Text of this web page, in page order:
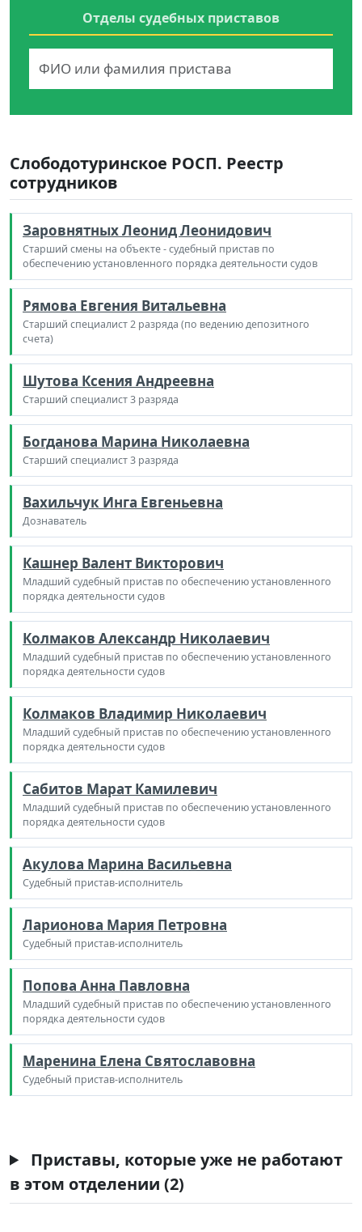
Отделы судебных приставов
Слободотуринское РОСП. Реестр
сотрудников
Заровнятных Леонид Леонидович
Старший смены на объекте - судебный пристав по
обеспечению установленного порядка деятельности судов
Рямова Евгения Витальевна
Старший специалист 2 разряда (по ведению депозитного
счета)
Шутова Ксения Андреевна
Старший специалист 3 разряда
Богданова Марина Николаевна
Старший специалист 3 разряда
Вахильчук Инга Евгеньевна
Дознаватель
Кашнер Валент Викторович
Младший судебный пристав по обеспечению установленного
порядка деятельности судов
Колмаков Александр Николаевич
Младший судебный пристав по обеспечению установленного
порядка деятельности судов
Колмаков Владимир Николаевич
Младший судебный пристав по обеспечению установленного
порядка деятельности судов
Сабитов Марат Камилевич
Младший судебный пристав по обеспечению установленного
порядка деятельности судов
Акулова Марина Васильевна
Судебный пристав-исполнитель
Ларионова Мария Петровна
Судебный пристав-исполнитель
Попова Анна Павловна
Младший судебный пристав по обеспечению установленного
порядка деятельности судов
Маренина Елена Святославовна
Судебный пристав-исполнитель
Приставы, которые уже не работают
в этом отделении (2)